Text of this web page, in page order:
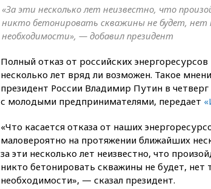
«За эти несколько лет неизвестно, что
никто бетонировать скважины не будет, нет
необходимости», — добавил президент
Полный отказ от российских
несколько лет вряд ли возможен. Такое
президент России Владимир Путин в четверг
с молодыми предпринимателями, передает
«Что касается отказа от наших
маловероятно на протяжении ближайших
за эти несколько лет неизвестно, что
никто бетонировать скважины не будет, нет
необходимости», — сказал президент.